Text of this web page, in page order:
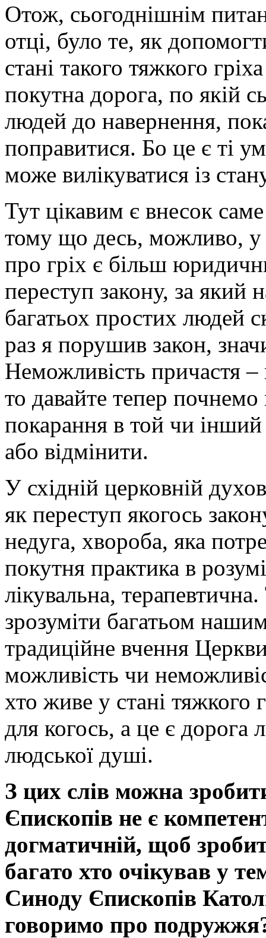
Отож, сьогоднішнім
отці, було те, як
стані такого тяжкого
покутна дорога, по якій
людей до навернення,
поправитися. Бо це є ті
може вилікуватися із
Тут цікавим є внесок
тому що десь, можливо, у
про гріх є більш
переступ закону, за який
багатьох простих людей
раз я порушив закон,
Неможливість причастя
то давайте тепер
покарання в той чи
або відмінити.
У східній церковній
як переступ якогось
недуга, хвороба, яка
покутня практика в
лікувальна,
зрозуміти багатьом
традиційне вчення
можливість чи
хто живе у стані тяжкого
для когось, а це є дорога
людської душі.
З цих слів можна
Єпископів не є
догматичній, щоб
багато хто очікував у
Синоду Єпископів
говоримо про